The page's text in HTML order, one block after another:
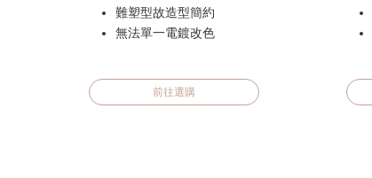
難塑型故造型簡約
無法單一電鍍改色
前往選購